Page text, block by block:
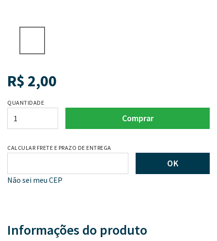
R$ 2,00
QUANTIDADE
Comprar
CALCULAR FRETE E PRAZO DE ENTREGA
OK
Não sei meu CEP
Informações do produto